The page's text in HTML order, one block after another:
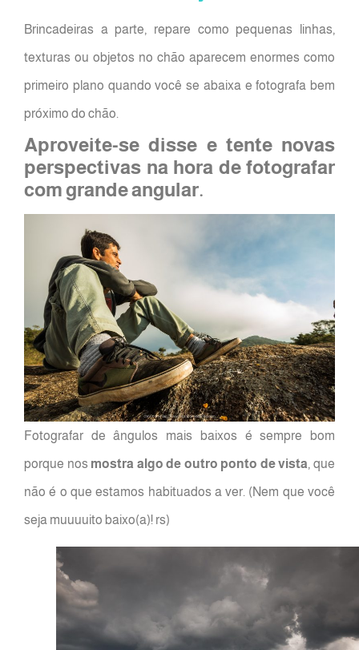
Brincadeiras a parte, repare como pequenas linhas,
texturas ou objetos no chão aparecem enormes como
primeiro plano quando você se abaixa e fotografa bem
próximo do chão.
Aproveite-se disse e tente novas
perspectivas na hora de fotografar
com grande angular.
Fotografar de ângulos mais baixos é sempre bom
porque nos mostra algo de outro ponto de vista, que
não é o que estamos habituados a ver. (Nem que você
seja muuuuito baixo(a)! rs)